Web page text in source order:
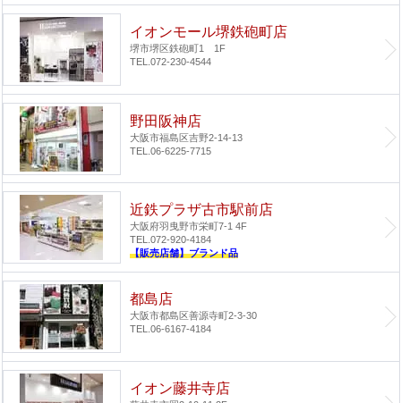
イオンモール堺鉄砲町店
堺市堺区鉄砲町1 1F
TEL.072-230-4544
野田阪神店
大阪市福島区吉野2-14-13
TEL.06-6225-7715
近鉄プラザ古市駅前店
大阪府羽曳野市栄町7-1 4F
TEL.072-920-4184
【販売店舗】ブランド品
都島店
大阪市都島区善源寺町2-3-30
TEL.06-6167-4184
イオン藤井寺店